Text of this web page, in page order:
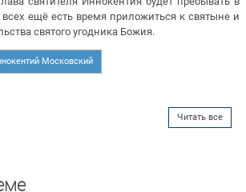
ещё есть время приложиться к святыне и
святого угодника Божия.
Московский
Читать все